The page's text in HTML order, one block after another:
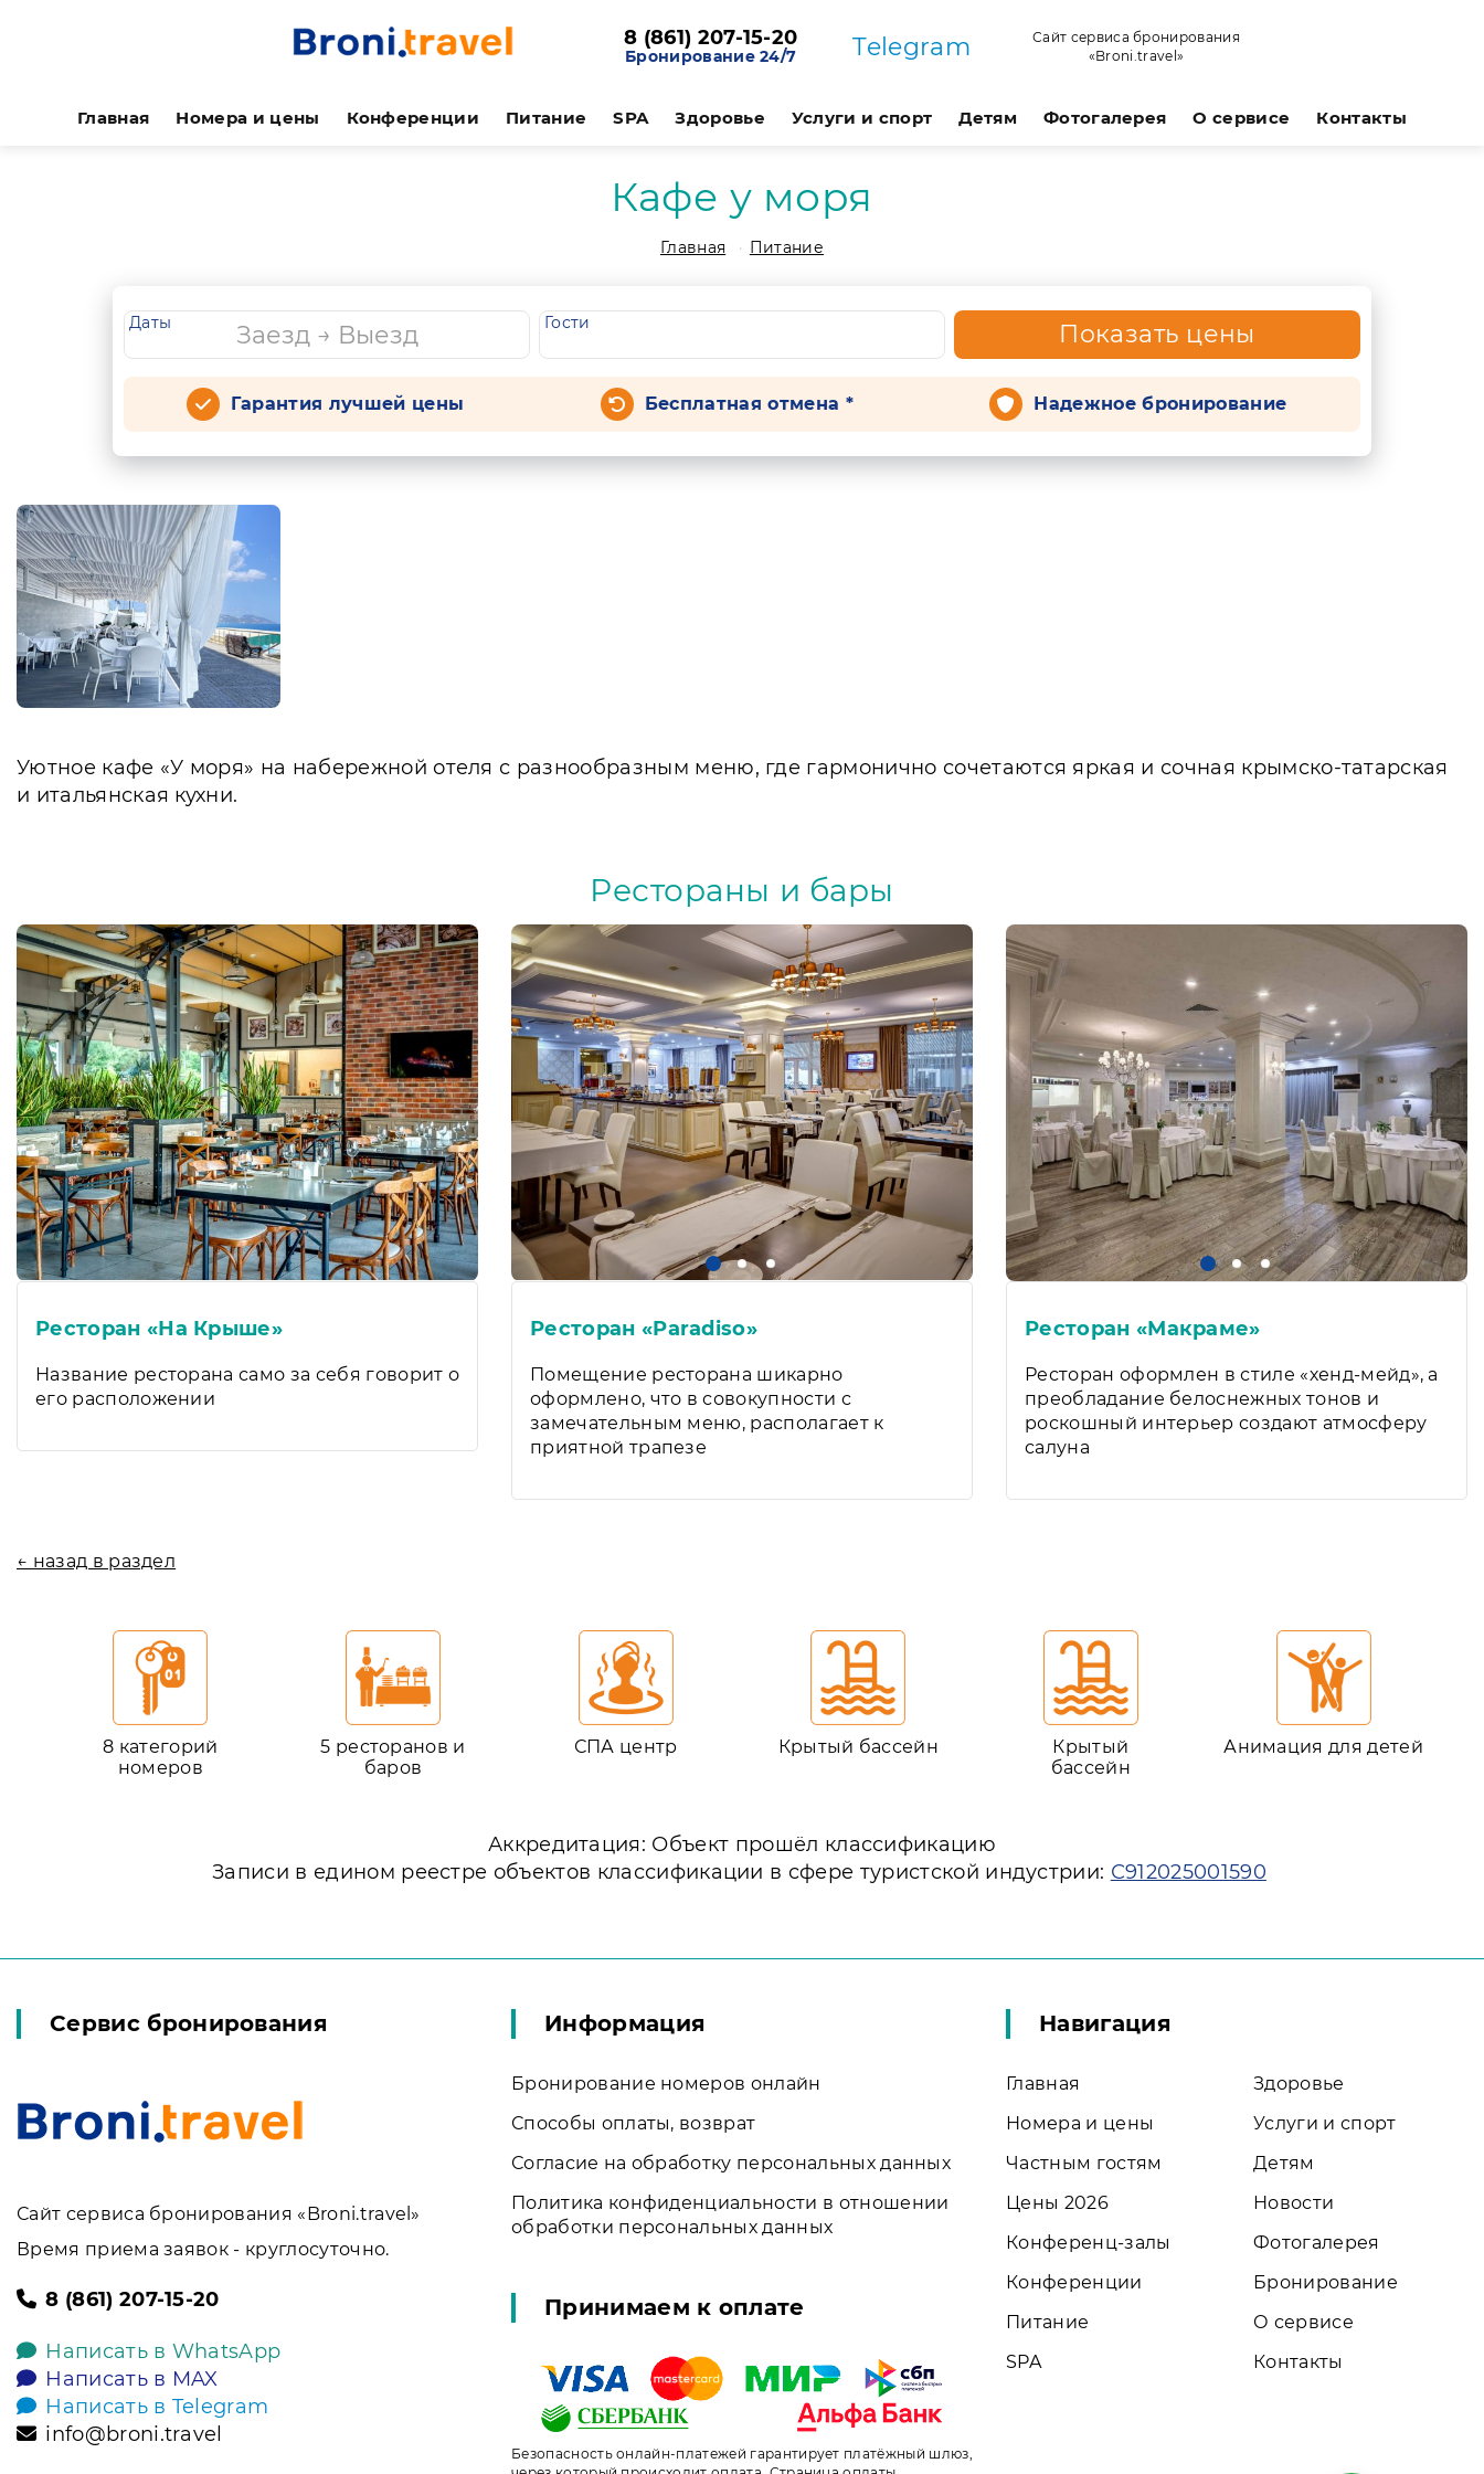
8 (861) 207-15-20
Бронирование 24/7 Telegram
Сайт сервиса бронирования
«Broni.travel»
Главная Номера и цены Конференции Питание SPA Здоровье Услуги и спорт Детям Фотогалерея О сервисе Контакты
Кафе у моря
Главная Питание
Даты Гости Показать цены
Гарантия лучшей цены Бесплатная отмена * Надежное бронирование
Уютное кафе «У моря» на набережной отеля с разнообразным меню, где гармонично сочетаются яркая и сочная крымско-татарская
и итальянская кухни.
Рестораны и бары
Ресторан «На Крыше»
Название ресторана само за себя говорит о
его расположении
Ресторан «Paradiso»
Помещение ресторана шикарно
оформлено, что в совокупности с
замечательным меню, располагает к
приятной трапезе
Ресторан «Макраме»
Ресторан оформлен в стиле «хенд-мейд», а
преобладание белоснежных тонов и
роскошный интерьер создают атмосферу
салуна
← назад в раздел
8 категорий
номеров
5 ресторанов и
баров
СПА центр Крытый бассейн
Крытый
бассейн
Анимация для детей
Аккредитация: Объект прошёл классификацию
Записи в едином реестре объектов классификации в сфере туристской индустрии: С912025001590
Сервис бронирования
Сайт сервиса бронирования «Broni.travel»
Время приема заявок - круглосуточно.
8 (861) 207-15-20
Написать в WhatsApp
Написать в MAX
Написать в Telegram
info@broni.travel
Информация
Бронирование номеров онлайн
Способы оплаты, возврат
Согласие на обработку персональных данных
Политика конфиденциальности в отношении
обработки персональных данных
Принимаем к оплате
Безопасность онлайн-платежей гарантирует платёжный шлюз,
Навигация
Главная
Номера и цены
Частным гостям
Цены 2026
Конференц-залы
Конференции
Питание
SPA
Здоровье
Услуги и спорт
Детям
Новости
Фотогалерея
Бронирование
О сервисе
Контакты